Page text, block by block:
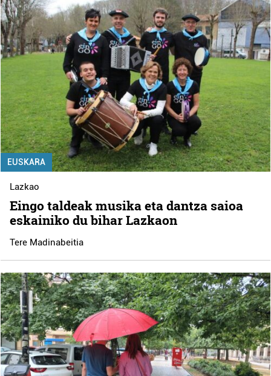
EUSKARA
Lazkao
Eingo taldeak musika eta dantza saioa
eskainiko du bihar Lazkaon
Tere Madinabeitia